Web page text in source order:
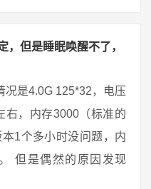
，但是睡眠唤醒不了，
况是4.0G 125*32，电压
右，内存3000（标准的
1个多小时没问题，内
但是偶然的原因发现